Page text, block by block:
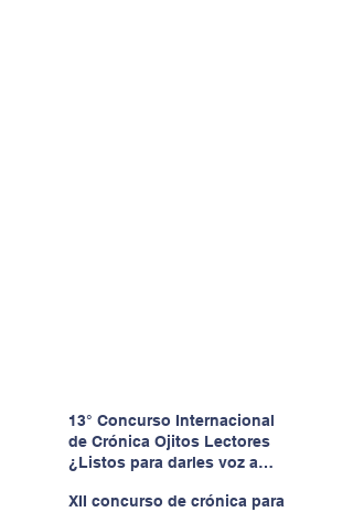
13° Concurso Internacional
de Crónica Ojitos Lectores
¿Listos para darles voz a
XII concurso de crónica para